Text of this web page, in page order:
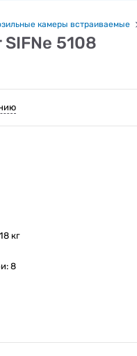
камеры встраиваемые
5108
кг
8